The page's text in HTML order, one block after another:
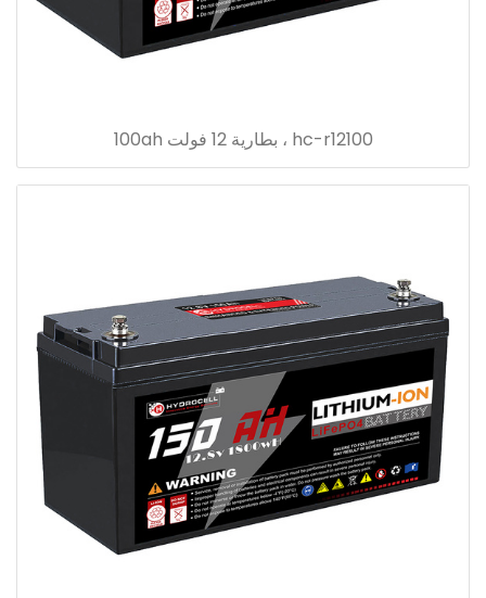
hc-r12100 ، بطارية 12 فولت 100ah